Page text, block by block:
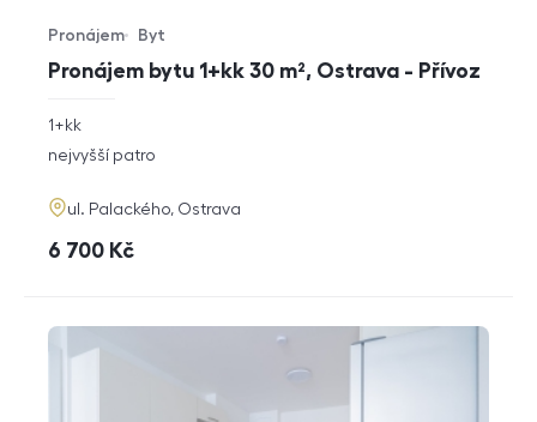
Pronájem bytu 1+kk 30 m², Ostrava - Přívoz
Typ nabídky
Pronájem
Typ nemovitosti
Byt
rozměry
dispozice
1+kk
funkce
nejvyšší patro
adresa
ul. Palackého, Ostrava
cena
6 700 Kč